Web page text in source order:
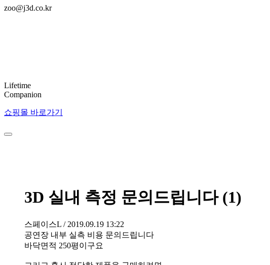
zoo@j3d.co.kr
Lifetime
Companion
쇼핑몰 바로가기
3D 실내 측정 문의드립니다 (1)
스페이스L/ 2019.09.19 13:22
공연장 내부 실측 비용 문의드립니다
바닥면적 250평이구요